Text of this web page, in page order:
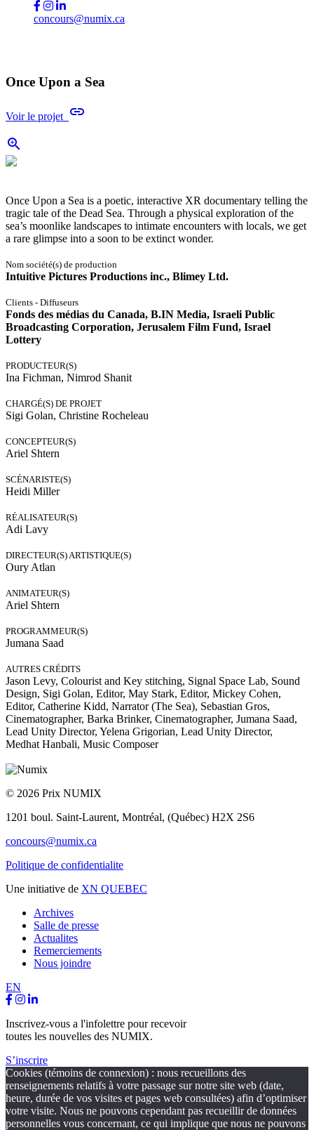
concours@numix.ca
Once Upon a Sea
Voir le projet link
zoom_in
Once Upon a Sea is a poetic, interactive XR documentary telling the
tragic tale of the Dead Sea. Through a physical exploration of the
sea’s moonlike landscapes to intimate encounters with locals, we get
a rare glimpse into a soon to be extinct wonder.
Nom société(s) de production
Intuitive Pictures Productions inc., Blimey Ltd.
Clients - Diffuseurs
Fonds des médias du Canada, B.IN Media, Israeli Public
Broadcasting Corporation, Jerusalem Film Fund, Israel
Lottery
PRODUCTEUR(S)
Ina Fichman, Nimrod Shanit
CHARGÉ(S) DE PROJET
Sigi Golan, Christine Rocheleau
CONCEPTEUR(S)
Ariel Shtern
SCÉNARISTE(S)
Heidi Miller
RÉALISATEUR(S)
Adi Lavy
DIRECTEUR(S) ARTISTIQUE(S)
Oury Atlan
ANIMATEUR(S)
Ariel Shtern
PROGRAMMEUR(S)
Jumana Saad
AUTRES CRÉDITS
Jason Levy, Colourist and Key stitching, Signal Space Lab, Sound
Design, Sigi Golan, Editor, May Stark, Editor, Mickey Cohen,
Editor, Catherine Kidd, Narrator (The Sea), Sebastian Gros,
Cinematographer, Barka Brinker, Cinematographer, Jumana Saad,
Lead Unity Director, Yelena Grigorian, Lead Unity Director,
Medhat Hanbali, Music Composer
© 2026 Prix NUMIX
1201 boul. Saint-Laurent, Montréal, (Québec) H2X 2S6
concours@numix.ca
Politique de confidentialite
Une initiative de XN QUEBEC
Archives
Salle de presse
Actualites
Remerciements
Nous joindre
EN
Inscrivez-vous a l'infolettre pour recevoir
toutes les nouvelles des NUMIX.
S’inscrire
Cookies (témoins de connexion) : nous recueillons des
renseignements relatifs à votre passage sur notre site web (date,
heure, durée de vos visites et pages web consultées) afin d’optimiser
votre visite. Nous ne pouvons cependant pas recueillir de données
personnelles vous concernant, ce qui implique que nous ne pouvons